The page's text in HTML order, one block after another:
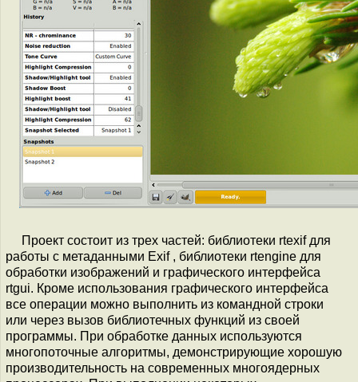
Проект состоит из трех частей: библиотеки rtexif для
работы с метаданными Exif , библиотеки rtengine для
обработки изображений и графического интерфейса
rtgui. Кроме использования графического интерфейса
все операции можно выполнить из командной строки
или через вызов библиотечных функций из своей
программы. При обработке данных используются
многопоточные алгоритмы, демонстрирующие хорошую
производительность на современных многоядерных